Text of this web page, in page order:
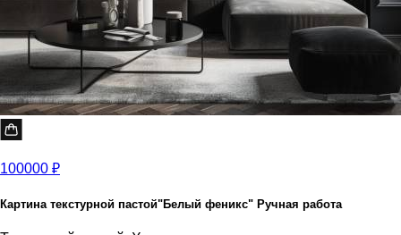
100000 ₽
Картина текстурной пастой"Белый феникс" Ручная работа